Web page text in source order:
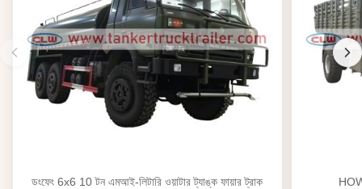
ডংফেং 6x6 10 টন এমআই-লিটারি ওয়াটার ট্যাঙ্ক ফায়ার ট্রাক